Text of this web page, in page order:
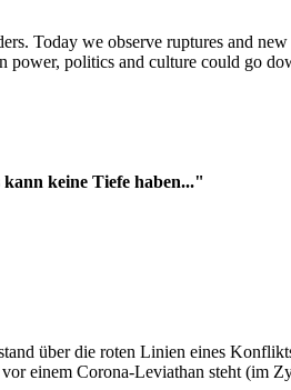
Today we observe ruptures and
power, politics and culture could go
keine Tiefe haben..."
über die roten Linien eines
einem Corona-Leviathan steht (im